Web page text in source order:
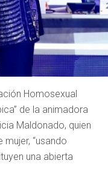
Homosexual
de la animadora
Maldonado, quien
“usando
una abierta